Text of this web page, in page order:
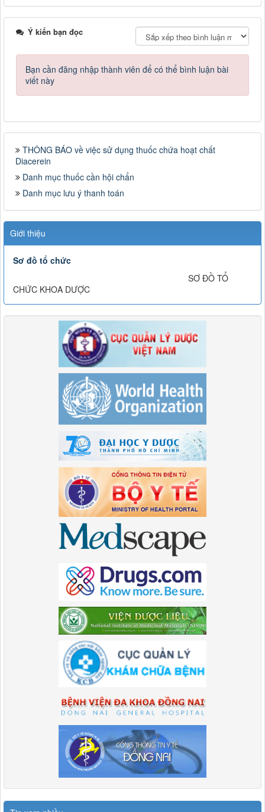
Ý kiến bạn đọc
Bạn cần đăng nhập thành viên để có thể bình luận bài
viết này
THÔNG BÁO về việc sử dụng thuốc chứa hoạt chất
Diacerein
Danh mục thuốc cần hội chẩn
Danh mục lưu ý thanh toán
Giới thiệu
Sơ đồ tổ chức
SƠ ĐỒ TỔ
CHỨC KHOA DƯỢC